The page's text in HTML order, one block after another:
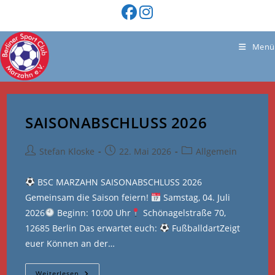
springen
Menü
SAISONABSCHLUSS 2026
Beitrags-
Stefan Kloske
Beitrag22. Mai 2026
Beitrags-
Allgemein
BSC MARZAHN SAISONABSCHLUSS 2026
Gemeinsam die Saison feiern!
Samstag, 04. Juli
2026
Beginn: 10:00 Uhr
Schönagelstraße 70,
12685 Berlin Das erwartet euch:
FußballdartZeigt
euer Können an der…